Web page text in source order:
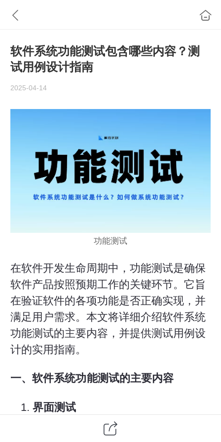
软件系统功能测试包含哪些内容？测
试用例设计指南
2025-04-14
功能测试
在软件开发生命周期中，功能测试是确保
软件产品按照预期工作的关键环节。它旨
在验证软件的各项功能是否正确实现，并
满足用户需求。本文将详细介绍软件系统
功能测试的主要内容，并提供测试用例设
计的实用指南。
一、软件系统功能测试的主要内容
界面测试
：界面布局、元素对齐、